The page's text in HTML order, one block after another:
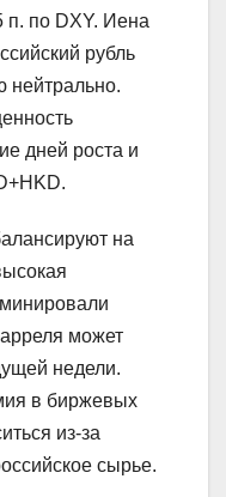
п. по DXY. Иена
рубль
нейтрально.
дней роста и
на
может
недели.
в биржевых
из-за
сырье.